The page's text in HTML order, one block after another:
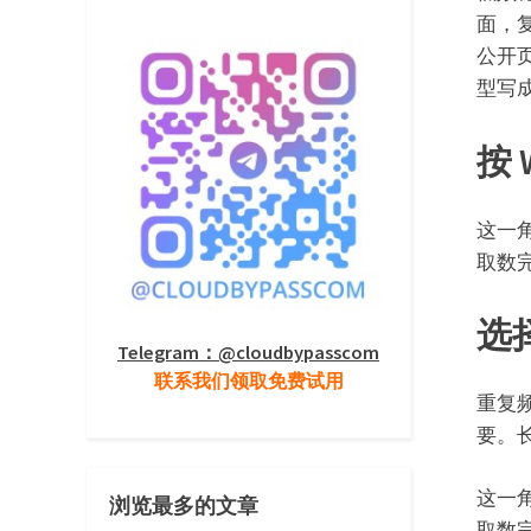
面，
公开
型写
按
这一
取数
选
重复
要。
这一
Telegram：@cloudbypasscom
联系我们领取免费试用
浏览最多的文章